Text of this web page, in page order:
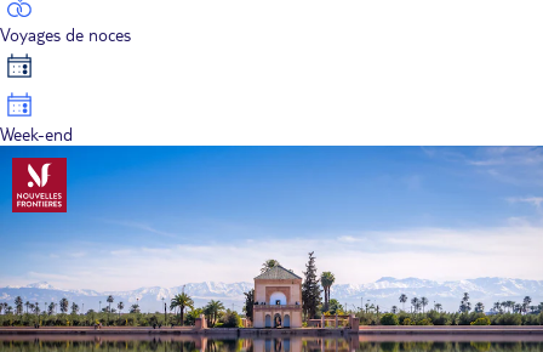
Voyages de noces
Week-end